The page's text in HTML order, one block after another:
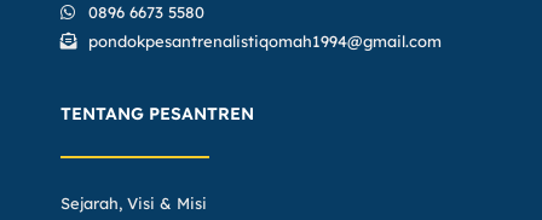
0896 6673 5580
pondokpesantrenalistiqomah1994@gmail.com
TENTANG PESANTREN
Sejarah, Visi & Misi